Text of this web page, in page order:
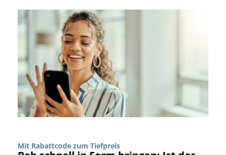
Mit Rabattcode zum Tiefpreis